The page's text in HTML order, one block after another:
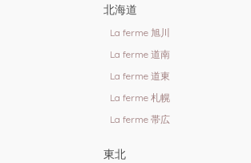
北海道
La ferme 旭川
La ferme 道南
La ferme 道東
La ferme 札幌
La ferme 帯広
東北